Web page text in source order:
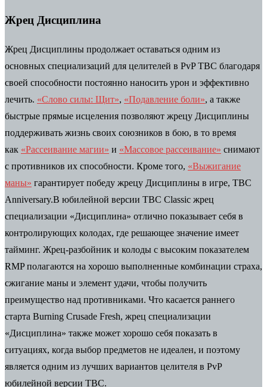
Жрец Дисциплина
Жрец Дисциплины продолжает оставаться одним из
основных специализаций для целителей в PvP TBC благодаря
своей способности постоянно наносить урон и эффективно
лечить. «Слово силы: Щит», «Подавление боли», а также
быстрые прямые исцеления позволяют жрецу Дисциплины
поддерживать жизнь своих союзников в бою, в то время
как «Рассеивание магии» и «Массовое рассеивание» снимают
с противников их способности. Кроме того, «Выжигание
маны» гарантирует победу жрецу Дисциплины в игре, TBC
Anniversary.В юбилейной версии TBC Classic жрец
специализации «Дисциплина» отлично показывает себя в
контролирующих колодах, где решающее значение имеет
тайминг. Жрец-разбойник и колоды с высоким показателем
RMP полагаются на хорошо выполненные комбинации страха,
сжигание маны и элемент удачи, чтобы получить
преимущество над противниками. Что касается раннего
старта Burning Crusade Fresh, жрец специализации
«Дисциплина» также может хорошо себя показать в
ситуациях, когда выбор предметов не идеален, и поэтому
является одним из лучших вариантов целителя в PvP
юбилейной версии TBC.